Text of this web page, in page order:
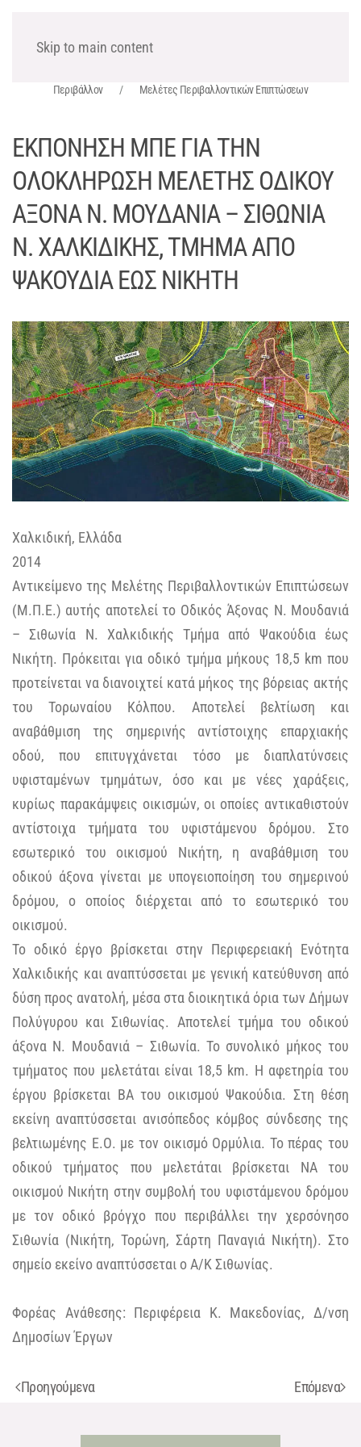
Skip to main contentΧΩΡΟΤΕΧΝΙΚΗ Α.Ε.
Περιβάλλον Μελέτες Περιβαλλοντικών Επιπτώσεων
ΕΚΠΟΝΗΣΗ ΜΠΕ ΓΙΑ ΤΗΝ
ΟΛΟΚΛΗΡΩΣΗ ΜΕΛΕΤΗΣ ΟΔΙΚΟΥ
ΑΞΟΝΑ Ν. ΜΟΥΔΑΝΙΑ – ΣΙΘΩΝΙΑ
Ν. ΧΑΛΚΙΔΙΚΗΣ, ΤΜΗΜΑ ΑΠΟ
ΨΑΚΟΥΔΙΑ ΕΩΣ ΝΙΚΗΤΗ
Χαλκιδική, Ελλάδα
2014
Αντικείμενο της Μελέτης Περιβαλλοντικών Επιπτώσεων
(Μ.Π.Ε.) αυτής αποτελεί το Οδικός Άξονας Ν. Μουδανιά
– Σιθωνία Ν. Χαλκιδικής Τμήμα από Ψακούδια έως
Νικήτη. Πρόκειται για οδικό τμήμα μήκους 18,5 km που
προτείνεται να διανοιχτεί κατά μήκος της βόρειας ακτής
του Τορωναίου Κόλπου. Αποτελεί βελτίωση και
αναβάθμιση της σημερινής αντίστοιχης επαρχιακής
οδού, που επιτυγχάνεται τόσο με διαπλατύνσεις
υφισταμένων τμημάτων, όσο και με νέες χαράξεις,
κυρίως παρακάμψεις οικισμών, οι οποίες αντικαθιστούν
αντίστοιχα τμήματα του υφιστάμενου δρόμου. Στο
εσωτερικό του οικισμού Νικήτη, η αναβάθμιση του
οδικού άξονα γίνεται με υπογειοποίηση του σημερινού
δρόμου, ο οποίος διέρχεται από το εσωτερικό του
οικισμού.
Το οδικό έργο βρίσκεται στην Περιφερειακή Ενότητα
Χαλκιδικής και αναπτύσσεται με γενική κατεύθυνση από
δύση προς ανατολή, μέσα στα διοικητικά όρια των Δήμων
Πολύγυρου και Σιθωνίας. Αποτελεί τμήμα του οδικού
άξονα Ν. Μουδανιά – Σιθωνία. Το συνολικό μήκος του
τμήματος που μελετάται είναι 18,5 km. Η αφετηρία του
έργου βρίσκεται ΒΑ του οικισμού Ψακούδια. Στη θέση
εκείνη αναπτύσσεται ανισόπεδος κόμβος σύνδεσης της
βελτιωμένης Ε.Ο. με τον οικισμό Ορμύλια. Το πέρας του
οδικού τμήματος που μελετάται βρίσκεται ΝΑ του
οικισμού Νικήτη στην συμβολή του υφιστάμενου δρόμου
με τον οδικό βρόγχο που περιβάλλει την χερσόνησο
Σιθωνία (Νικήτη, Τορώνη, Σάρτη Παναγιά Νικήτη). Στο
σημείο εκείνο αναπτύσσεται ο Α/Κ Σιθωνίας.
Φορέας Ανάθεσης: Περιφέρεια Κ. Μακεδονίας, Δ/νση
Δημοσίων Έργων
Προηγούμενα Επόμενα